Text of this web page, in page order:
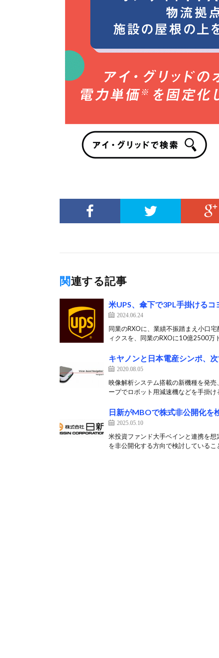
関連する記事
米UPS、傘下で3PL手掛ける
2024.06.24
同業のRXOに、業績不振踏まえ小口
ィクスを、同業のRXOに10億2500万
キヤノンと日本電産シンポ、
2020.08.05
映像解析システム搭載の新機種を発
ープでロボット用減速機などを手掛
日新がMBOで株式非公開化を
2025.05.10
米投資ファンド大手ベインと連携を
を非公開化する方向で検討している